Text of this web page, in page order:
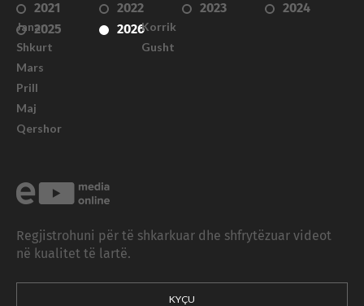
2021
2022 2023
2024
2025
2026
Janar
Shkurt
Mars
Prill
Maj
Qershor
Korrik
Gusht
Regjistrohuni për të shkarkuar dhe shfrytëzuar videot
në kualitet të lartë.
KYÇU